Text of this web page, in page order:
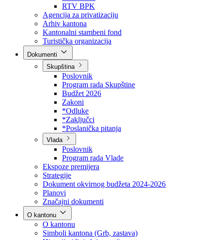
Direkcija za šumarstvo
Javna preduzeća
BPK šume
RTV BPK
Agencija za privatizaciju
Arhiv kantona
Kantonalni stambeni fond
Turistička organizacija
Skupština
Poslovnik
Program rada Skupštine
Budžet 2026
Zakoni
*Odluke
*Zaključci
*Poslanička pitanja
Vlada
Poslovnik
Program rada Vlade
Ekspoze premijera
Strategije
Dokument okvirnog budžeta 2024-2026
Planovi
Značajni dokumenti